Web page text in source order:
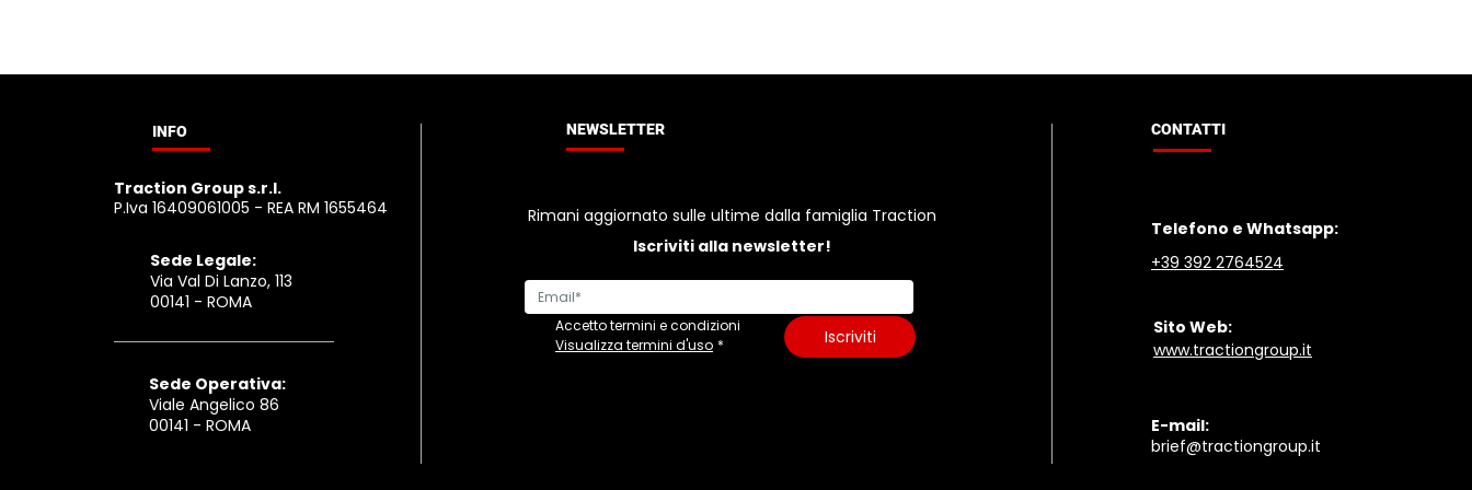
INFO
​Traction Group s.r.l.
P.Iva 16409061005 - REA RM 1655464
Sede Legale:
Via Val Di Lanzo, 113
00141 - ROMA ​
Sede Operativa:
Viale Angelico 86
00141 - ROMA ​
NEWSLETTER
Rimani aggiornato sulle ultime dalla famiglia Traction
Iscriviti alla newsletter!
Accetto termini e condizioni
Visualizza termini d'uso * Iscriviti
CONTATTI
​Telefono e Whatsapp:
+39 392 2764524
Sito Web:
www.tractiongroup.it
E-mail:
brief@tractiongroup.it